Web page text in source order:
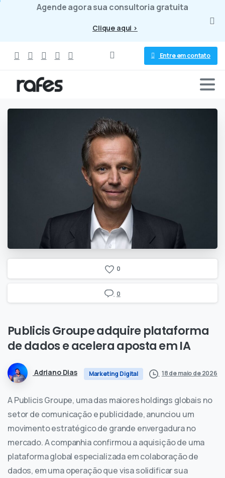
Agende agora sua consultoria gratuita
Clique aqui >
Entre em contato
0
0
PublicisGroupeadquire plataforma
dedadoseaceleraapostaemIA
Adriano Dias Marketing Digital 18 de maio de 2026
A Publicis Groupe, uma das maiores holdings globais no
setor de comunicação e publicidade, anunciou um
movimento estratégico de grande envergadura no
mercado. A companhia confirmou a aquisição de uma
plataforma global especializada em colaboração de
dados, em uma operação que visa solidificar sua